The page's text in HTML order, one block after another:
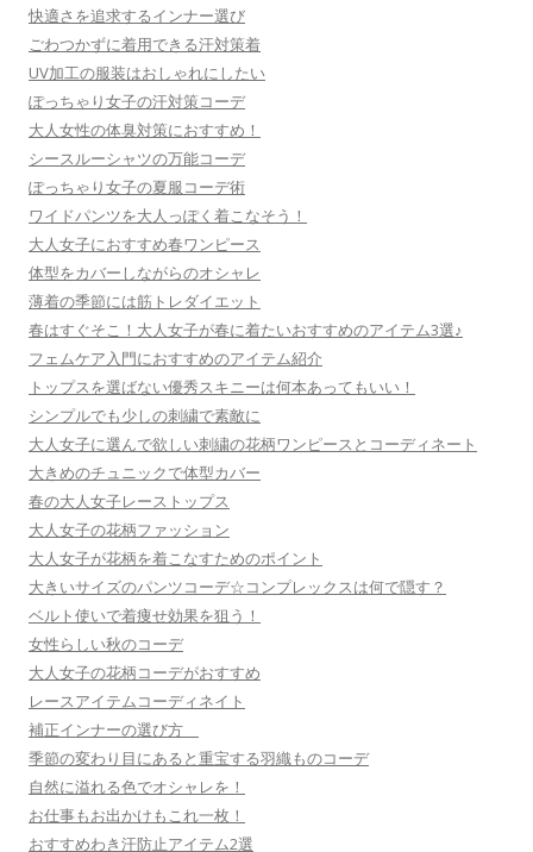
快適さを追求するインナー選び
ごわつかずに着用できる汗対策着
UV加工の服装はおしゃれにしたい
ぽっちゃり女子の汗対策コーデ
大人女性の体臭対策におすすめ！
シースルーシャツの万能コーデ
ぽっちゃり女子の夏服コーデ術
ワイドパンツを大人っぽく着こなそう！
大人女子におすすめ春ワンピース
体型をカバーしながらのオシャレ
薄着の季節には筋トレダイエット
春はすぐそこ！大人女子が春に着たいおすすめのアイテム3選♪
フェムケア入門におすすめのアイテム紹介
トップスを選ばない優秀スキニーは何本あってもいい！
シンプルでも少しの刺繍で素敵に
大人女子に選んで欲しい刺繍の花柄ワンピースとコーディネート
大きめのチュニックで体型カバー
春の大人女子レーストップス
大人女子の花柄ファッション
大人女子が花柄を着こなすためのポイント
大きいサイズのパンツコーデ☆コンプレックスは何で隠す？
ベルト使いで着痩せ効果を狙う！
女性らしい秋のコーデ
大人女子の花柄コーデがおすすめ
レースアイテムコーディネイト
補正インナーの選び方
季節の変わり目にあると重宝する羽織ものコーデ
自然に溢れる色でオシャレを！
お仕事もお出かけもこれ一枚！
おすすめわき汗防止アイテム2選